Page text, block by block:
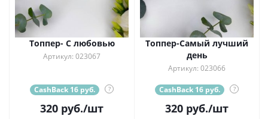
Топпер- С любовью
Артикул: 023067
CashBack 16 руб. ?
320 руб./шт
Топпер-Самый лучший
день
Артикул: 023066
CashBack 16 руб. ?
320 руб./шт